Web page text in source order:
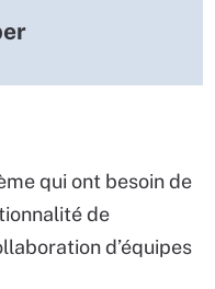
qui ont besoin de
de
d’équipes